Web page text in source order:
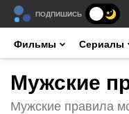
ПОДПИШИСЬ
Фильмы Сериалы
Мужские
Мужские правила